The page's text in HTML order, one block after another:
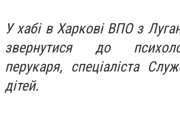
У хабі в Харкові ВПО з
звернутися до
перукаря, спеціаліста
дітей.